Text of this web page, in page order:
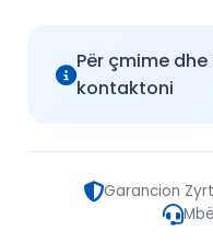
Për çmime
kontaktoni
Garancion